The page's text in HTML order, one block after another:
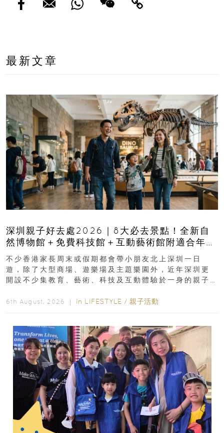
最新文章
深圳親子好去處2026｜8大必去景點！全新自
然博物館＋免費科技館＋互動藝術館附適合年
齡、交通、門票、開放時間
不少香港家長周末或假期都會帶小朋友北上深圳一日
遊，除了大型商場、遊樂場及主題樂園外，近年深圳更
開設不少集教育、藝術、科技及互動體驗於一身的親子
6th August, 2026 ｜ In LIFESTYLE / 親子活動